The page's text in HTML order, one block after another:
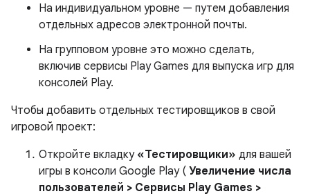
На индивидуальном уровне — путем добавления
отдельных адресов электронной почты.
На групповом уровне это можно сделать,
включив сервисы Play Games для выпуска игр для
консолей Play.
Чтобы добавить отдельных тестировщиков в свой
игровой проект:
Откройте вкладку «Тестировщики» для вашей
игры в консоли Google Play ( Увеличение числа
пользователей > Сервисы Play Games >